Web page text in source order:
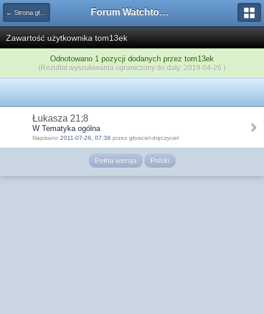
← Strona główna Forum Watchtower
Zawartość użytkownika tom13ek
Odnotowano 1 pozycji dodanych przez tom13ek
(Rezultat wyszukiwania ograniczony do daty: 2019-04-26 )
Łukasza 21;8
W Tematyka ogólna
Napisano 2011-07-26, 07:38 przez głosiciel-dręczyciel
Pełna wersja Polski